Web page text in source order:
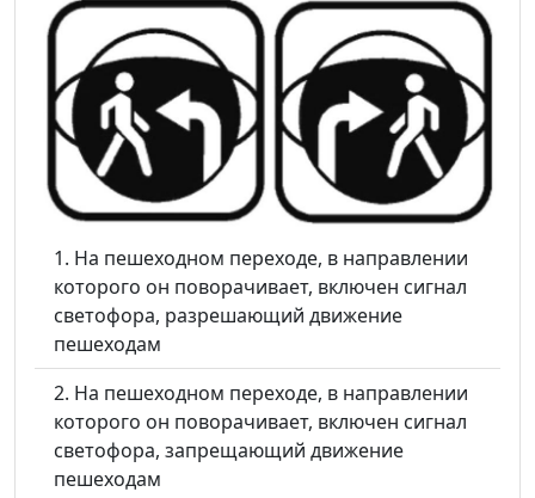
На пешеходном переходе, в направлении
которого он поворачивает, включен сигнал
светофора, разрешающий движение
пешеходам
На пешеходном переходе, в направлении
которого он поворачивает, включен сигнал
светофора, запрещающий движение
пешеходам